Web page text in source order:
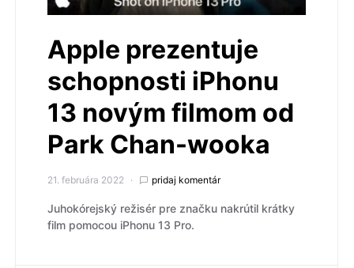
Apple prezentuje
schopnosti iPhonu
13 novým filmom od
Park Chan-wooka
21. februára 2022 pridaj komentár
Juhokórejský režisér pre značku nakrútil krátky
film pomocou iPhonu 13 Pro.